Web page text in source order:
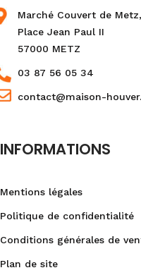
Marché Couvert de Metz,
Place Jean Paul II
57000 METZ
03 87 56 05 34
contact@maison-
INFORMATIONS
Mentions légales
Politique de confidentialité
Conditions générales de
Plan de site